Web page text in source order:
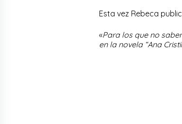
Esta vez Rebeca
«Para los que no
en la novela “Ana